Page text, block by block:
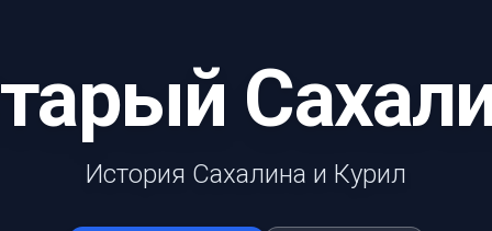
История Сахалина и Курил